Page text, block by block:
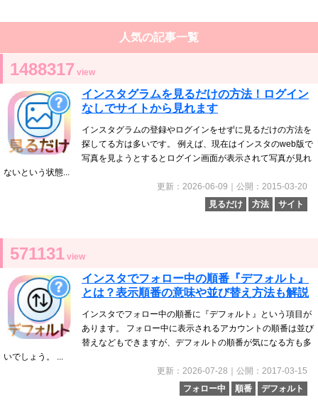
人気の記事一覧
1488317 view
インスタグラムを見るだけの方法！ログイン
なしでサイトから見れます
インスタグラムの登録やログインをせずに見るだけの方法を
探してる方は多いです。 例えば、現在はインスタのweb版で
写真を見ようとするとログイン画面が表示されて写真が見れ
ないという状態...
更新：2026-06-09｜公開：2015-03-20
見るだけ
方法 サイト
571131 view
インスタでフォロー中の順番『デフォルト』
とは？表示順番の意味や並び替え方法も解説
インスタでフォロー中の順番に『デフォルト』という項目が
あります。 フォロー中に表示されるアカウントの順番は並び
替えなどもできますが、デフォルトの順番が気になる方も多
いでしょう。 ...
更新：2026-07-28｜公開：2017-03-15
フォロー中
順番 デフォルト